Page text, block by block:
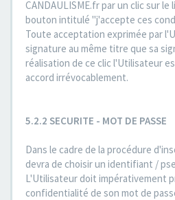
CANDAULISME.fr par un clic sur
bouton intitulé "j'accepte ces
Toute acceptation exprimée par
signature au même titre que sa
réalisation de ce clic l'Utilisateur
accord irrévocablement.
5.2.2 SECURITE - MOT DE PASSE
Dans le cadre de la procédure
devra de choisir un identifiant /
L'Utilisateur doit impérativement
confidentialité de son mot de